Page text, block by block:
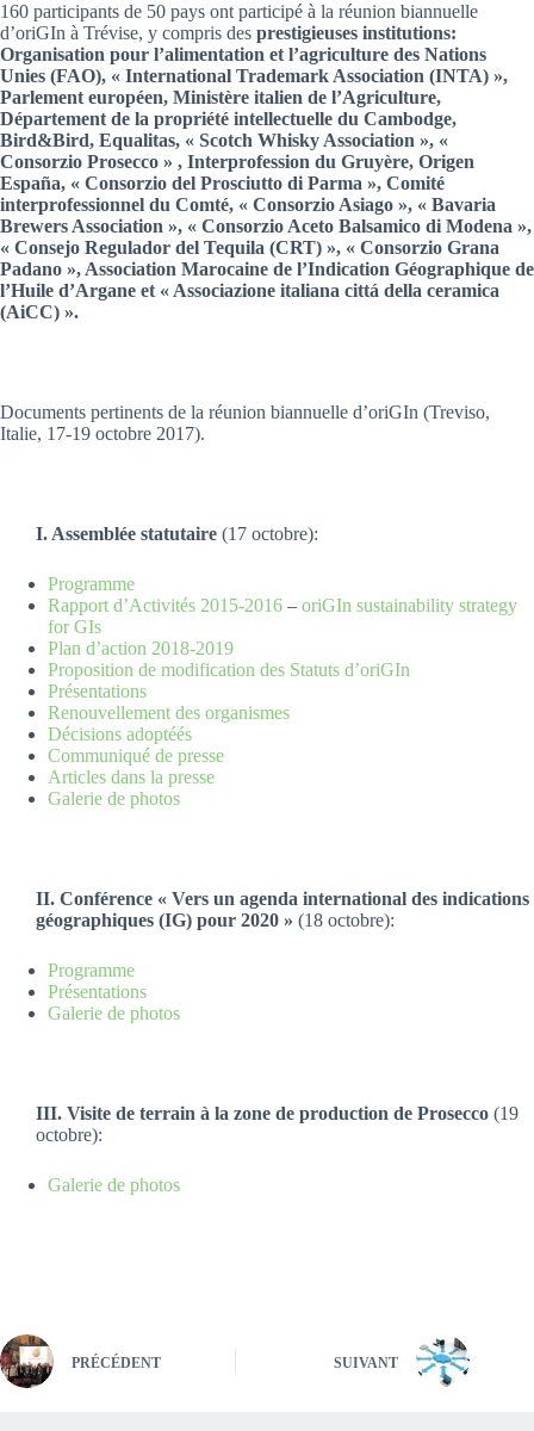
160 participants de 50 pays ont participé à la réunion biannuelle
d’oriGIn à Trévise, y compris des prestigieuses institutions:
Organisation pour l’alimentation et l’agriculture des Nations
Unies (FAO), « International Trademark Association (INTA) »,
Parlement européen, Ministère italien de l’Agriculture,
Département de la propriété intellectuelle du Cambodge,
Bird&Bird, Equalitas, « Scotch Whisky Association », «
Consorzio Prosecco » , Interprofession du Gruyère, Origen
España, « Consorzio del Prosciutto di Parma », Comité
interprofessionnel du Comté, « Consorzio Asiago », « Bavaria
Brewers Association », « Consorzio Aceto Balsamico di Modena »,
« Consejo Regulador del Tequila (CRT) », « Consorzio Grana
Padano », Association Marocaine de l’Indication Géographique de
l’Huile d’Argane et « Associazione italiana cittá della ceramica
(AiCC) ».
Documents pertinents de la réunion biannuelle d’oriGIn (Treviso,
Italie, 17-19 octobre 2017).
I. Assemblée statutaire (17 octobre):
Programme
Rapport d’Activités 2015-2016 – oriGIn sustainability strategy
for GIs
Plan d’action 2018-2019
Proposition de modification des Statuts d’oriGIn
Présentations
Renouvellement des organismes
Décisions adoptéés
Communiqué de presse
Articles dans la presse
Galerie de photos
II. Conférence « Vers un agenda international des indications
géographiques (IG) pour 2020 » (18 octobre):
Programme
Présentations
Galerie de photos
III. Visite de terrain à la zone de production de Prosecco (19
octobre):
Galerie de photos
PRÉCÉDENT SUIVANT